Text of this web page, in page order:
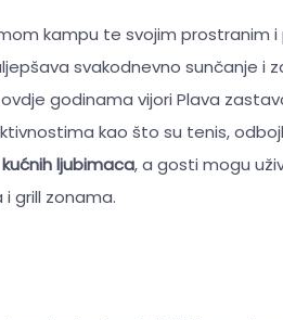
kampu te svojim prostranim
svakodnevno sunčanje i
godinama vijori Plava
kao što su tenis,
ljubimaca, a gosti mogu
grill zonama.